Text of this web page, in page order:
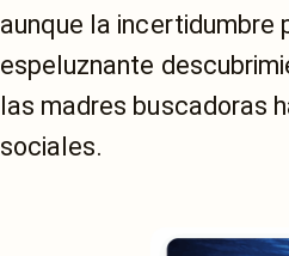
aunque la incertidumbre
espeluznante
las madres buscadoras
sociales.